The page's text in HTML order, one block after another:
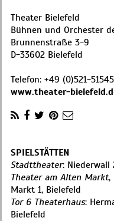
Theater Bielefeld
Bühnen und Orchester
Brunnenstraße 3-9
D-33602 Bielefeld
Telefon: +49 (0)521-
www.theater-
SPIELSTÄTTEN
Stadttheater: Niederwall
Theater am Alten Markt,
Markt 1, Bielefeld
Tor 6 Theaterhaus:
Bielefeld